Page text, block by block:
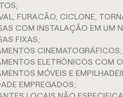
FURACÃO, CICLONE,
COM INSTALAÇÃO EM UM
FIXAS;
CINEMATOGRÁFICOS;
ELETRÔNICOS COM
MÓVEIS E
EMPREGADOS;